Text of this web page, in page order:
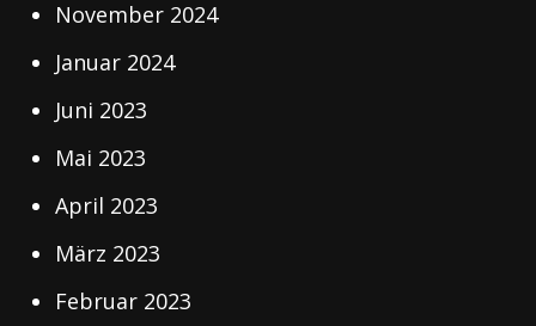
November 2024
Januar 2024
Juni 2023
Mai 2023
April 2023
März 2023
Februar 2023